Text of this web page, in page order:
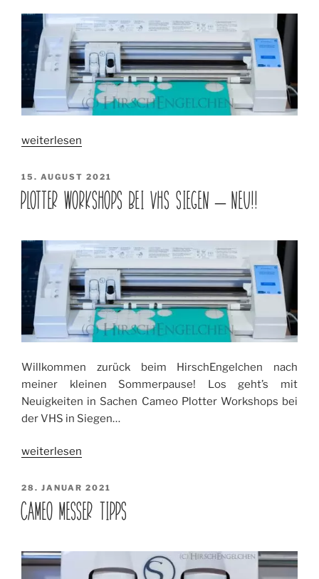
„Plotter
im
Februar
in
weiterlesen
VERÖFFENTLICHT
AM
15. AUGUST 2021
PLOTTER WORKSHOPS BEI VHS SIEGEN – NEU!!
Willkommen zurück beim HirschEngelchen nach
meiner kleinen Sommerpause! Los geht’s mit
Neuigkeiten in Sachen Cameo Plotter Workshops bei
der VHS in Siegen…
„Plotter
bei
VHS
Siegen
NEU!!“
weiterlesen
VERÖFFENTLICHT
AM
28. JANUAR 2021
CAMEO MESSER TIPPS